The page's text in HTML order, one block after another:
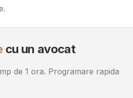
cu un avocat
de 1 ora. Programare rapida